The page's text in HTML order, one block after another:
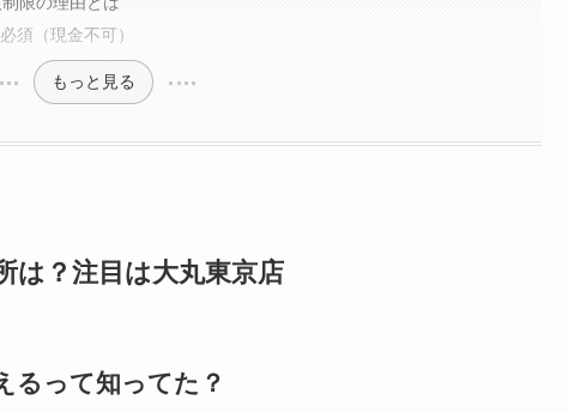
須（現金不可）
もっと見る
は？注目は大丸東京店
るって知ってた？